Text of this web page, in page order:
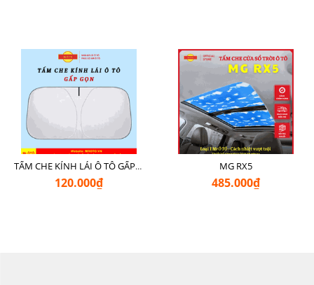
TẤM CHE KÍNH LÁI Ô TÔ GẤP GỌN
120.000₫
MG RX5
485.000₫